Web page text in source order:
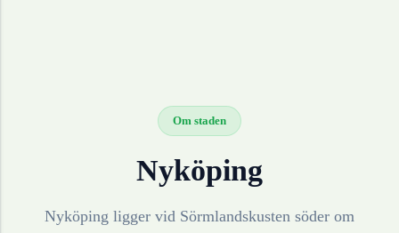
Om staden
Nyköping
Nyköping ligger vid Sörmlandskusten söder om